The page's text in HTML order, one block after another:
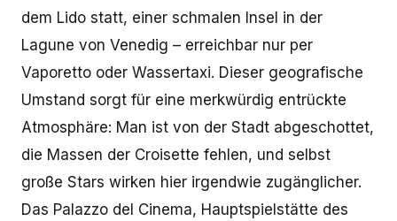
dem Lido statt, einer schmalen Insel in der
Lagune von Venedig – erreichbar nur per
Vaporetto oder Wassertaxi. Dieser geografische
Umstand sorgt für eine merkwürdig entrückte
Atmosphäre: Man ist von der Stadt abgeschottet,
die Massen der Croisette fehlen, und selbst
große Stars wirken hier irgendwie zugänglicher.
Das Palazzo del Cinema, Hauptspielstätte des